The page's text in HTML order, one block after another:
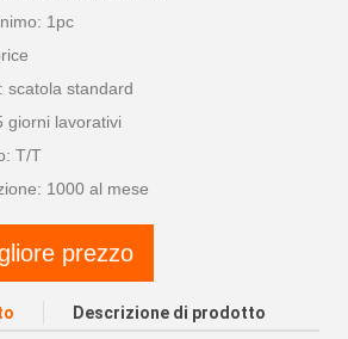
1pc
scatola standard
giorni lavorativi
T/T
1000 al mese
prezzo
Descrizione di prodotto